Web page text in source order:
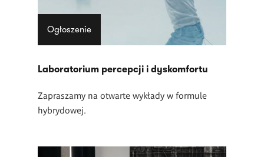
Ogłoszenie
Laboratorium percepcji i dyskomfortu
Zapraszamy na otwarte wykłady w formule
hybrydowej.